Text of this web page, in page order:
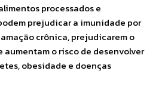
processados e
prejudicar a imunidade por
crônica, prejudicarem o
o risco de desenvolver
obesidade e doenças